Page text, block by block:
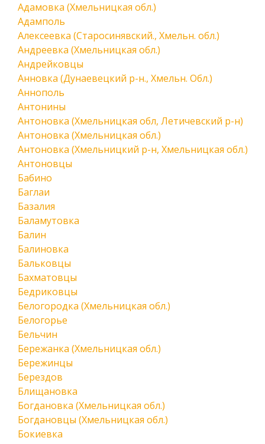
Адамовка (Хмельницкая обл.)
Адамполь
Алексеевка (Старосинявский., Хмельн. обл.)
Андреевка (Хмельницкая обл.)
Андрейковцы
Анновка (Дунаевецкий р-н., Хмельн. Обл.)
Аннополь
Антонины
Антоновка (Хмельницкая обл, Летичевский р-н)
Антоновка (Хмельницкая обл.)
Антоновка (Хмельницкий р-н, Хмельницкая обл.)
Антоновцы
Бабино
Баглаи
Базалия
Баламутовка
Балин
Балиновка
Бальковцы
Бахматовцы
Бедриковцы
Белогородка (Хмельницкая обл.)
Белогорье
Бельчин
Бережанка (Хмельницкая обл.)
Бережинцы
Берездов
Блищановка
Богдановка (Хмельницкая обл.)
Богдановцы (Хмельницкая обл.)
Бокиевка